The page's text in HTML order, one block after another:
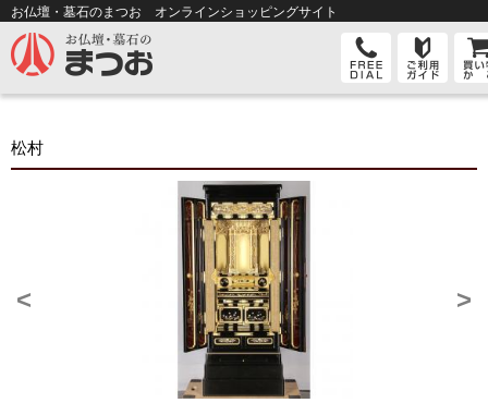
お仏壇・墓石のまつお オンラインショッピングサイト
松村
< >